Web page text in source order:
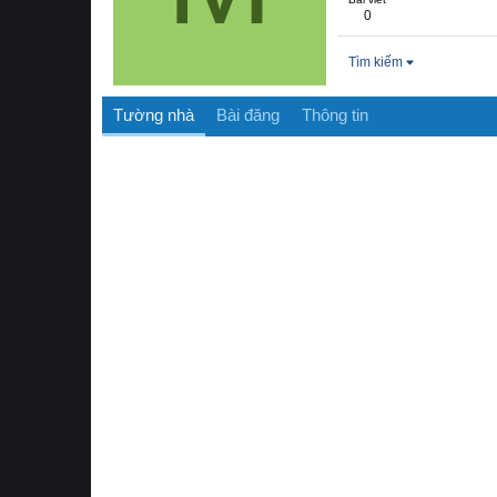
0
Tìm kiếm
Tường nhà Bài đăng Thông tin